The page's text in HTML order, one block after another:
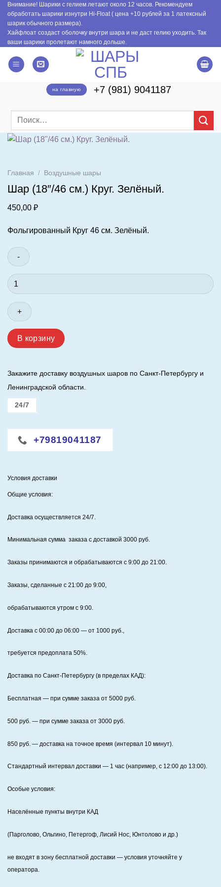
Skip
content
Внимание! Шарики с гелием летают около 12 часов. Рекомендуем
обработать шарики изнутри Hi-Float ( цена +10 рублей за 1 латексный
шарик обычного размера).
Хайфлоат создаст оболочку внутри шара и не даст гелию уходить. Так
ваши шарики пролетают намного дольше.
на главную +7 (981) 9041187
Искать:
Главная / Воздушные шары
Шар (18″/46 см.) Круг. Зелёный.
450,00 ₽
Фольгированный Круг 46 см. Зелёный.
Количество
товара
Шар
(18"/46
Круг.
Зелёный.
В корзину
Закажите доставку воздушных шаров по Санкт-Петербургу и
Ленинградской области.
24/7
+79819041187
Условия доставки
Общие условия:
Доставка осуществляется 24/7
Минимальная сумма заказа с доставкой 3000 руб.
Заказы принимаются и обрабатываются с 9:00 до 21:00.
Заказы, сделанные с 21:00 до 9:00,
обрабатываются утром с 9:00.
Доставка с 00:00 до 06:00 — от 1000 руб.,
требуется предоплата 50%.
Доставка по Санкт‑Петербургу (в пределах КАД):
Бесплатная — при сумме заказа от 5000 руб.
500 руб. — при сумме заказа от 3000 руб.
850 руб. — доставка на точное время (интервал 10 минут).
Стандартный интервал доставки — 1 час (например, с 12:00 до 13:00).
Особые условия:
Населённые пункты внутри КАД
(Парголово, Ольгино, Петергоф, Лисий Нос, Юнтолово и др.)
не входят в зону бесплатной доставки — условия уточняйте у
оператора.